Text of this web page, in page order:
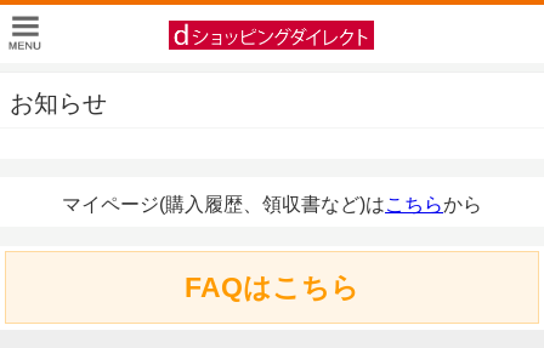
お知らせ
マイページ(購入履歴、領収書など)はこちらから
FAQはこちら